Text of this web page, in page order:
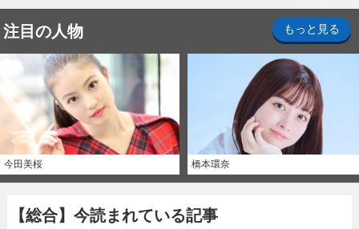
注目の人物 もっと見る
今田美桜 橋本環奈
【総合】今読まれている記事